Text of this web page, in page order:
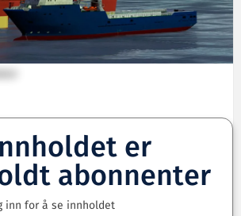
er
abonnenter
inn for å se innholdet